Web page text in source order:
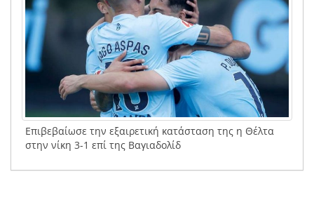
Επιβεβαίωσε την εξαιρετική κατάσταση της η Θέλτα
στην νίκη 3-1 επί της Βαγιαδολίδ